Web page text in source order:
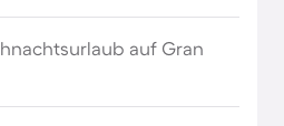
auf Gran